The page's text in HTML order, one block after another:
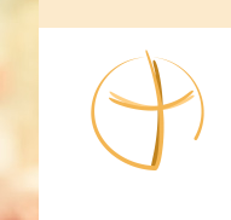
Vous
êtes